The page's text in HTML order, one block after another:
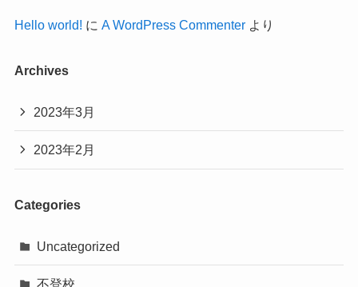
Hello world! に A WordPress Commenterより
Archives
2023年3月
2023年2月
Categories
Uncategorized
不登校